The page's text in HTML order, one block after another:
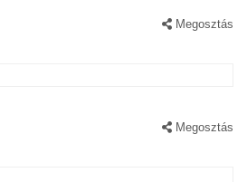
Megosztás
Megosztás